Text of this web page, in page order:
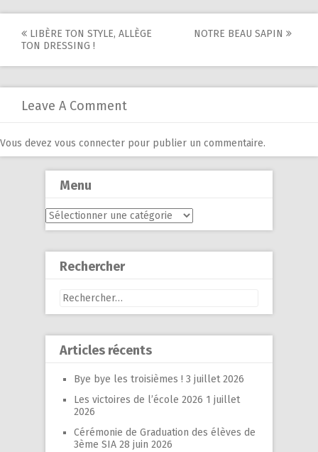
Post
LIBÈRE TON STYLE, ALLÈGE
TON DRESSING !
NOTRE BEAU SAPIN
Leave A Comment
Vous devez vous connecter pour publier un commentaire.
Menu
Menu
Rechercher
Rechercher :
Articles récents
Bye bye les troisièmes ! 3 juillet 2026
Les victoires de l’école 2026 1 juillet
2026
Cérémonie de Graduation des élèves de
3ème SIA 28 juin 2026